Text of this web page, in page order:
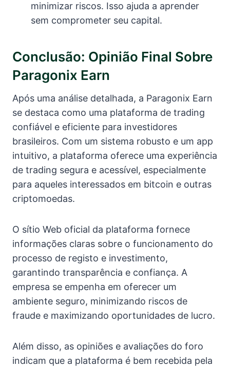
minimizar riscos. Isso ajuda a aprender
sem comprometer seu capital.
Conclusão: Opinião Final Sobre
Paragonix Earn
Após uma análise detalhada, a Paragonix Earn
se destaca como uma plataforma de trading
confiável e eficiente para investidores
brasileiros. Com um sistema robusto e um app
intuitivo, a plataforma oferece uma experiência
de trading segura e acessível, especialmente
para aqueles interessados em bitcoin e outras
criptomoedas.
O sítio Web oficial da plataforma fornece
informações claras sobre o funcionamento do
processo de registo e investimento,
garantindo transparência e confiança. A
empresa se empenha em oferecer um
ambiente seguro, minimizando riscos de
fraude e maximizando oportunidades de lucro.
Além disso, as opiniões e avaliações do foro
indicam que a plataforma é bem recebida pela